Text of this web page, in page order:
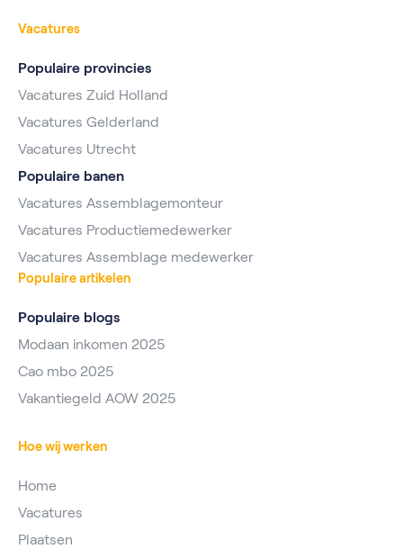
Vacatures
Populaire provincies
Vacatures Zuid Holland
Vacatures Gelderland
Vacatures Utrecht
Populaire banen
Vacatures Assemblagemonteur
Vacatures Productiemedewerker
Vacatures Assemblage medewerker
Populaire artikelen
Populaire blogs
Modaan inkomen 2025
Cao mbo 2025
Vakantiegeld AOW 2025
Hoe wij werken
Home
Vacatures
Plaatsen